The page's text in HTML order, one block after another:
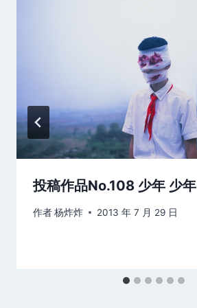
投稿作品No.108 少年 少年
作者杨炸炸 2013 年 7 月 29 日